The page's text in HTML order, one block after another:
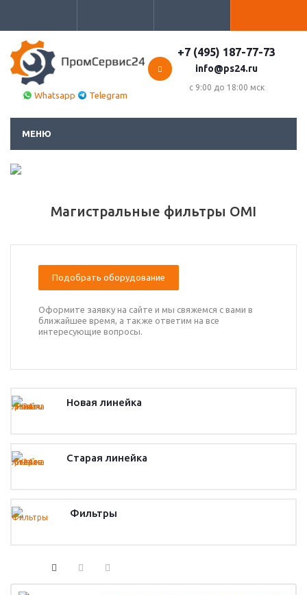
Whatsapp Telegram
+7 (495) 187-77-73
info@ps24.ru
с 9:00 до 18:00 мск
МЕНЮ
Магистральные фильтры OMI
Подобрать оборудование
Оформите заявку на сайте и мы свяжемся с вами в
ближайшее время, а также ответим на все
интересующие вопросы.
Новая линейка
Старая линейка
Фильтры